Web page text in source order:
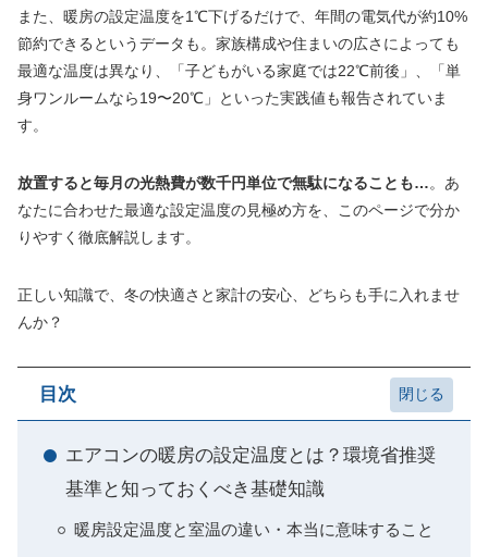
また、暖房の設定温度を1℃下げるだけで、年間の電気代が約10%
節約できるというデータも。家族構成や住まいの広さによっても
最適な温度は異なり、「子どもがいる家庭では22℃前後」、「単
身ワンルームなら19〜20℃」といった実践値も報告されていま
す。
放置すると毎月の光熱費が数千円単位で無駄になることも…。あ
なたに合わせた最適な設定温度の見極め方を、このページで分か
りやすく徹底解説します。
正しい知識で、冬の快適さと家計の安心、どちらも手に入れませ
んか？
目次
エアコンの暖房の設定温度とは？環境省推奨
基準と知っておくべき基礎知識
暖房設定温度と室温の違い・本当に意味すること